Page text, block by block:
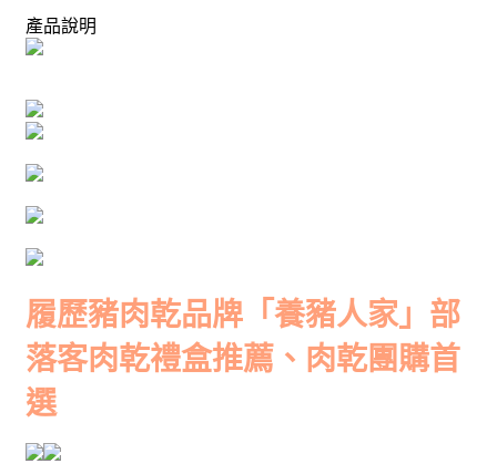
產品說明
履歷豬肉乾品牌「養豬人家」部
落客肉乾禮盒推薦、肉乾團購首
選